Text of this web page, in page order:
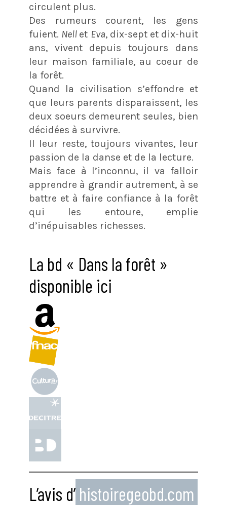
circulent plus.
Des rumeurs courent, les gens
fuient. Nell et Eva, dix-sept et dix-huit
ans, vivent depuis toujours dans
leur maison familiale, au coeur de
la forêt.
Quand la civilisation s’effondre et
que leurs parents disparaissent, les
deux soeurs demeurent seules, bien
décidées à survivre.
Il leur reste, toujours vivantes, leur
passion de la danse et de la lecture.
Mais face à l’inconnu, il va falloir
apprendre à grandir autrement, à se
battre et à faire confiance à la forêt
qui les entoure, emplie
d’inépuisables richesses.
La bd « Dans la forêt »
disponible ici
L’avis d’ histoiregeobd.com